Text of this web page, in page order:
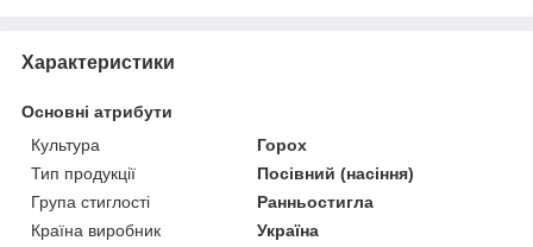
Характеристики
Основні атрибути
Культура
Горох
Тип продукції
Посівний (насіння)
Група стиглості
Ранньостигла
Країна виробник
Україна